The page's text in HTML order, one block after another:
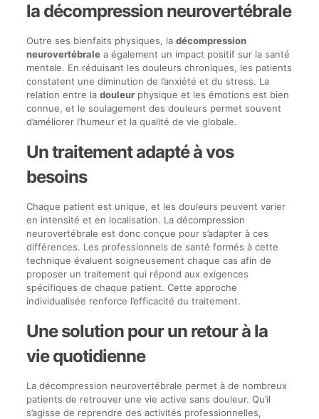
la décompression neurovertébrale
Outre ses bienfaits physiques, la décompression
neurovertébralea également un impact positif sur la santé
mentale. En réduisant les douleurs chroniques, les patients
constatent une diminution de l’anxiété et du stress. La
relation entre la douleurphysique et les émotions est bien
connue, et le soulagement des douleurs permet souvent
d’améliorer l’humeur et la qualité de vie globale.
Un traitement adapté à vos
besoins
Chaque patient est unique, et les douleurs peuvent varier
en intensité et en localisation. La décompression
neurovertébrale est donc conçue pour s’adapter à ces
différences. Les professionnels de santé formés à cette
technique évaluent soigneusement chaque cas afin de
proposer un traitement qui répond aux exigences
spécifiques de chaque patient. Cette approche
individualisée renforce l’efficacité du traitement.
Une solution pour un retour à la
vie quotidienne
La décompression neurovertébrale permet à de nombreux
patients de retrouver une vie active sans douleur. Qu’il
s’agisse de reprendre des activités professionnelles,